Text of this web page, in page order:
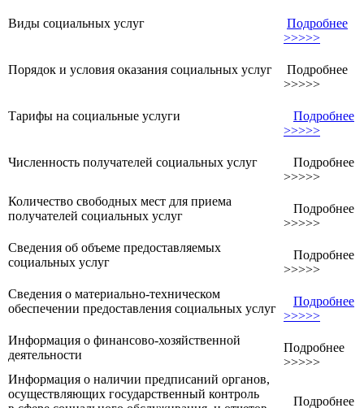
Виды социальных услуг
Подробнее
>>>>>
Порядок и условия оказания социальных услуг
Подробнее
>>>>>
Тарифы на социальные услуги
Подробнее
>>>>>
Численность получателей социальных услуг
Подробнее
>>>>>
Количество свободных мест для приема
получателей социальных услуг
Подробнее
>>>>>
Сведения об объеме предоставляемых
социальных услуг
Подробнее
>>>>>
Сведения о материально-техническом
обеспечении предоставления социальных услуг
Подробнее
>>>>>
Информация о финансово-хозяйственной
деятельности
Подробнее
>>>>>
Информация о наличии предписаний органов,
осуществляющих государственный контроль
Подробнее